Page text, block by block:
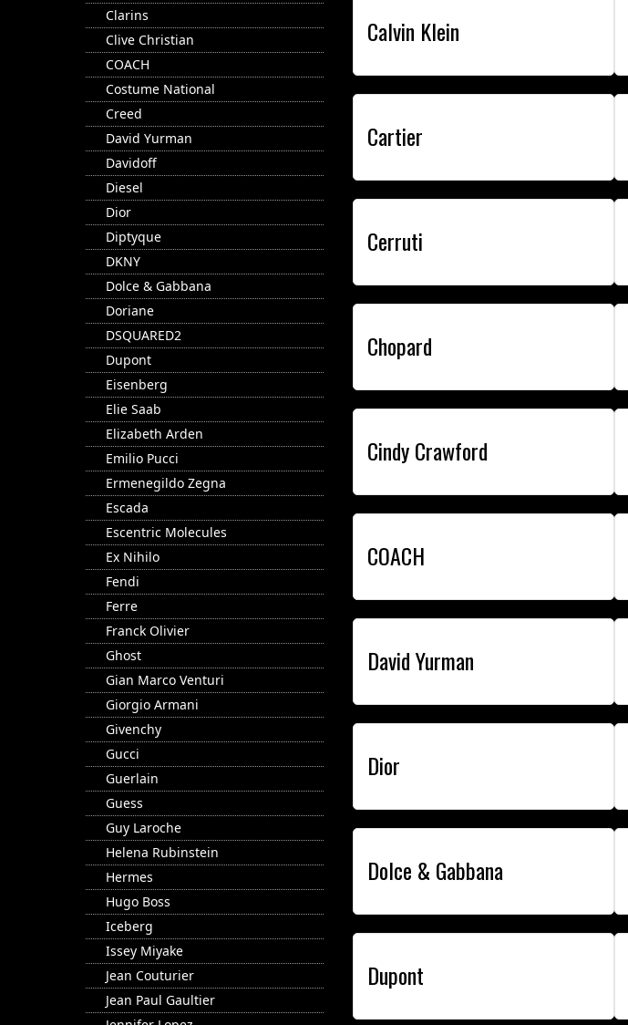
Clarins
Clive Christian
COACH
Costume National
Creed
David Yurman
Davidoff
Diesel
Dior
Diptyque
DKNY
Dolce & Gabbana
Doriane
DSQUARED2
Dupont
Eisenberg
Elie Saab
Elizabeth Arden
Emilio Pucci
Ermenegildo Zegna
Escada
Escentric Molecules
Ex Nihilo
Fendi
Ferre
Franck Olivier
Ghost
Gian Marco Venturi
Giorgio Armani
Givenchy
Gucci
Guerlain
Guess
Guy Laroche
Helena Rubinstein
Hermes
Hugo Boss
Iceberg
Issey Miyake
Jean Couturier
Jean Paul Gaultier
Calvin Klein
Cartier
Cerruti
Chopard
Cindy Crawford
COACH
David Yurman
Dior
Dolce & Gabbana
Dupont